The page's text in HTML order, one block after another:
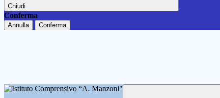
Chiudi
Conferma
Annulla Conferma